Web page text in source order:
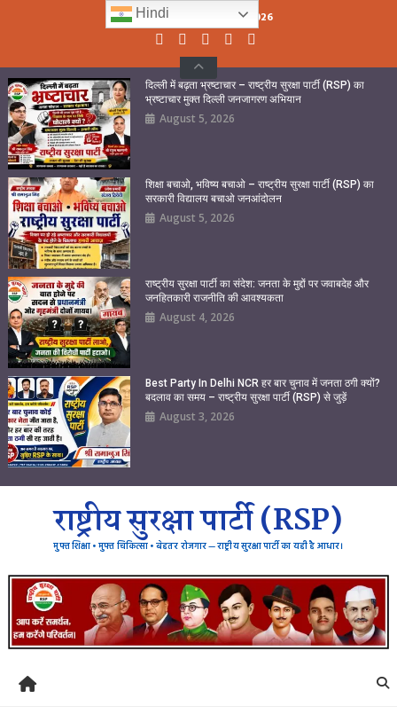
Thursday, August 06, 2026
दिल्ली में बढ़ता भ्रष्टाचार – राष्ट्रीय सुरक्षा पार्टी (RSP) का
भ्रष्टाचार मुक्त दिल्ली जनजागरण अभियान
August 5, 2026
शिक्षा बचाओ, भविष्य बचाओ – राष्ट्रीय सुरक्षा पार्टी (RSP) का
सरकारी विद्यालय बचाओ जनआंदोलन
August 5, 2026
राष्ट्रीय सुरक्षा पार्टी का संदेश: जनता के मुद्दों पर जवाबदेह और
जनहितकारी राजनीति की आवश्यकता
August 4, 2026
Best Party In Delhi NCR हर बार चुनाव में जनता ठगी क्यों?
बदलाव का समय – राष्ट्रीय सुरक्षा पार्टी (RSP) से जुड़ें
August 3, 2026
राष्ट्रीय सुरक्षा पार्टी (RSP)
मुफ्त शिक्षा • मुफ्त चिकित्सा • बेहतर रोजगार — राष्ट्रीय सुरक्षा पार्टी का यही है आधार।
Hindi